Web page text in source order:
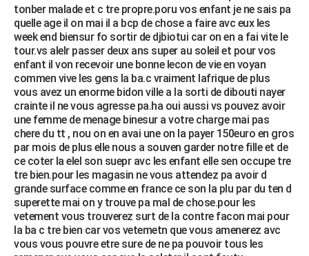
tonber malade et c tre propre.poru vos enfant je ne sais pa
quelle age il on mai il a bcp de chose a faire avc eux les
week end biensur fo sortir de djbiotui car on en a fai vite le
tour.vs alelr passer deux ans super au soleil et pour vos
enfant il von recevoir une bonne lecon de vie en voyan
commen vive les gens la ba.c vraiment lafrique de plus
vous avez un enorme bidon ville a la sorti de dibouti nayer
crainte il ne vous agresse pa.ha oui aussi vs pouvez avoir
une femme de menage binesur a votre charge mai pas
chere du tt , nou on en avai une on la payer 150euro en gros
par mois de plus elle nous a souven garder notre fille et de
ce coter la elel son suepr avc les enfant elle sen occupe tre
tre bien.pour les magasin ne vous attendez pa avoir d
grande surface comme en france ce son la plu par du ten d
superette mai on y trouve pa mal de chose.pour les
vetement vous trouverez surt de la contre facon mai pour
la ba c tre bien car vos vetemetn que vous amenerez avc
vous vous pouvre etre sure de ne pa pouvoir tous les